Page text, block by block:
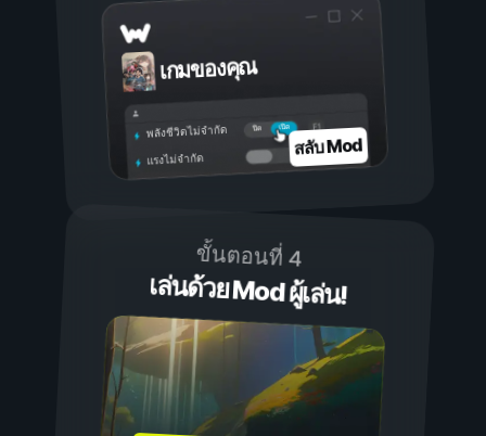
เกมของคุณ
เปิด
ปิด
พลังชีวิตไม่จำกัด
แรงไม่จำกัด สลับ Mod
ขั้นตอนที่ 4
เล่นด้วย Mod ผู้เล่น!